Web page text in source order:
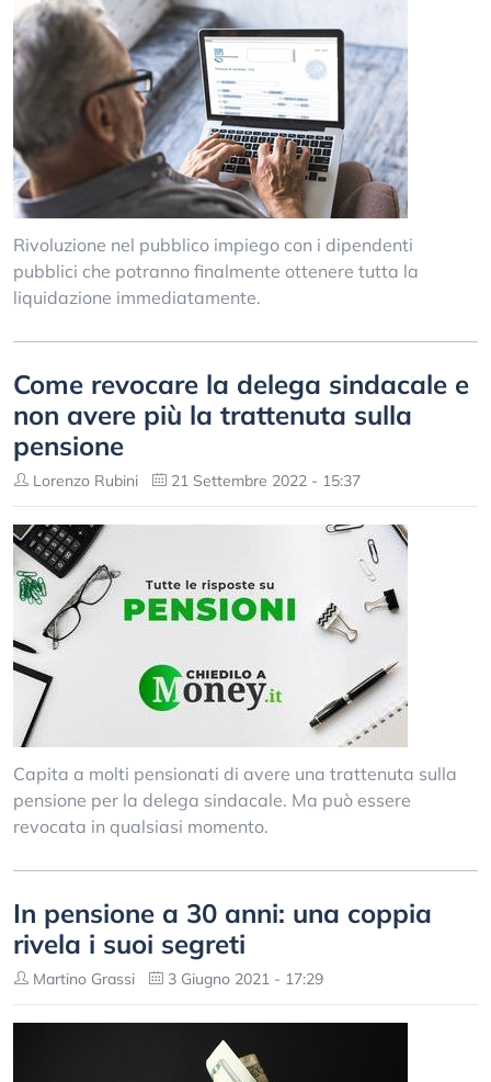
Rivoluzione nel pubblico impiego con i dipendenti
pubblici che potranno finalmente ottenere tutta la
liquidazione immediatamente.
Come revocare la delega sindacale e
non avere più la trattenuta sulla
pensione
Lorenzo Rubini 21 Settembre 2022 - 15:37
Capita a molti pensionati di avere una trattenuta sulla
pensione per la delega sindacale. Ma può essere
revocata in qualsiasi momento.
In pensione a 30 anni: una coppia
rivela i suoi segreti
Martino Grassi 3 Giugno 2021 - 17:29